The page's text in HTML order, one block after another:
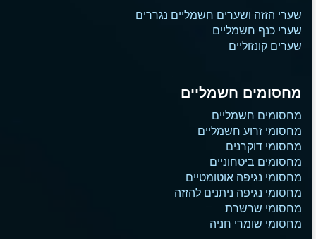
שערי הזזה ושערים חשמליים נגררים
שערי כנף חשמליים
שערים קונזוליים
מחסומים חשמליים
מחסומים חשמליים
מחסומי זרוע חשמליים
מחסומי דוקרנים
מחסומים ביטחוניים
מחסומי נגיפה אוטומטיים
מחסומי נגיפה ניתנים להזזה
מחסומי שרשרת
מחסומי שומרי חניה